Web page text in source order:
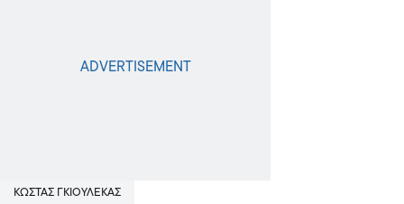
ΚΩΣΤΑΣ ΓΚΙΟΥΛΕΚΑΣ